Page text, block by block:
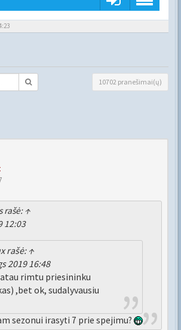
10702 pranešimai(ų)
rašė: ↑
12:03
rašė: ↑
2019 16:48
rimtu priesininku
,bet ok, sudalyvausiu
sezonui irasyti 7 prie spejimu?